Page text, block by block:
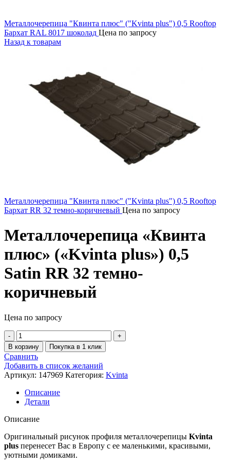
Металлочерепица "Квинта плюс" ("Kvinta plus") 0,5 Rooftop
Бархат RAL 8017 шоколад Цена по запросу
Назад к товарам
Металлочерепица "Квинта плюс" ("Kvinta plus") 0,5 Rooftop
Бархат RR 32 темно-коричневый Цена по запросу
Металлочерепица «Квинта
плюс» («Kvinta plus») 0,5
Satin RR 32 темно-
коричневый
Цена по запросу
В корзину Покупка в 1 клик
Сравнить
Добавить в список желаний
Артикул: 147969 Категория: Kvinta
Описание
Детали
Описание
Оригинальный рисунок профиля металлочерепицы Kvinta
plus перенесет Вас в Европу с ее маленькими, красивыми,
уютными домиками.